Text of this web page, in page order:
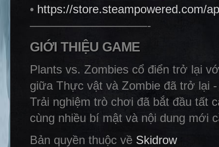
• https://store.steampowered.com/
——————————-
GIỚI THIỆU GAME
Plants vs. Zombies cổ điển trở lại
giữa Thực vật và Zombie đã trở lại
Trải nghiệm trò chơi đã bắt đầu tất
cùng nhiều bí mật và nội dung mới
Bản quyền thuộc về Skidrow